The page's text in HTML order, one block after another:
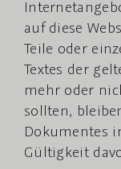
auf diese
Teile oder
Textes der
mehr oder
sollten,
Dokumentes
Gültigkeit